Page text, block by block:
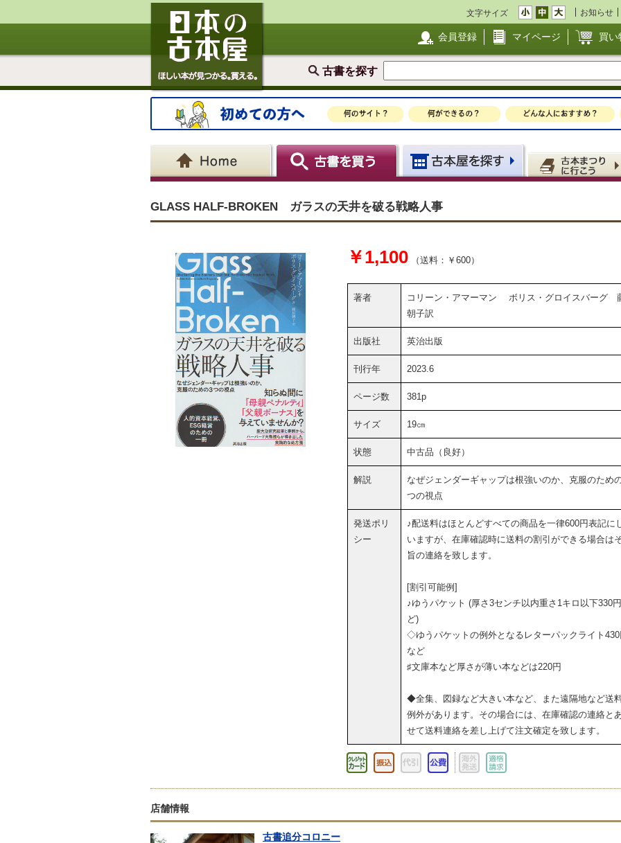
文字サイズ お知らせ
会員登録 マイページ 買い
古書を探す
GLASS HALF-BROKEN ガラスの天井を破る戦略人事
￥1,100 （送料：￥600）
著者
コリーン・アマーマン ボリス・グロイスバーグ
朝子訳
出版社 英治出版
刊行年 2023.6
ページ数 381p
サイズ 19㎝
状態 中古品（良好）
解説
なぜジェンダーギャップは根強いのか、克服のため
つの視点
発送ポリ
シー
♪配送料はほとんどすべての商品を一律600円表記に
いますが、在庫確認時に送料の割引ができる場合は
旨の連絡を致します。
[割引可能例]
♪ゆうパケット (厚さ3センチ以内重さ1キロ以下330
ど)
◇ゆうパケットの例外となるレターパックライト430
など
♯文庫本など厚さが薄い本などは220円
◆全集、図録など大きい本など、また遠隔地など送
例外があります。その場合には、在庫確認の連絡と
せて送料連絡を差し上げて注文確定を致します。
店舗情報
古書追分コロニー